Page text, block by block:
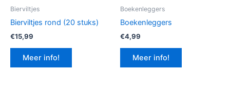
Bierviltjes
Bierviltjes rond (20 stuks)
€15,99
Meer info!
Boekenleggers
Boekenleggers
€4,99
Meer info!